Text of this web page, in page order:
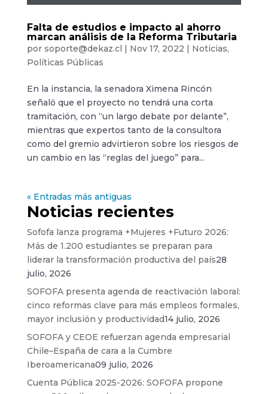
Falta de estudios e impacto al ahorro
marcan análisis de la Reforma Tributaria
por soporte@dekaz.cl | Nov 17, 2022 | Noticias,
Políticas Públicas
En la instancia, la senadora Ximena Rincón
señaló que el proyecto no tendrá una corta
tramitación, con “un largo debate por delante”,
mientras que expertos tanto de la consultora
como del gremio advirtieron sobre los riesgos de
un cambio en las “reglas del juego” para...
« Entradas más antiguas
Noticias recientes
Sofofa lanza programa +Mujeres +Futuro 2026:
Más de 1.200 estudiantes se preparan para
liderar la transformación productiva del país28
julio, 2026
SOFOFA presenta agenda de reactivación laboral:
cinco reformas clave para más empleos formales,
mayor inclusión y productividad14 julio, 2026
SOFOFA y CEOE refuerzan agenda empresarial
Chile–España de cara a la Cumbre
Iberoamericana09 julio, 2026
Cuenta Pública 2025-2026: SOFOFA propone